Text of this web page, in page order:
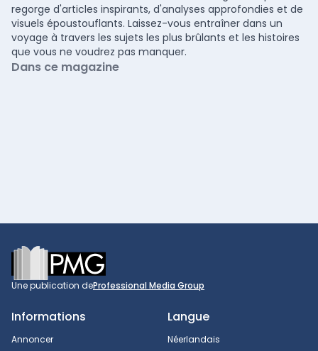
regorge d'articles inspirants, d'analyses approfondies et de
visuels époustouflants. Laissez-vous entraîner dans un
voyage à travers les sujets les plus brûlants et les histoires
que vous ne voudrez pas manquer.
Dans ce magazine
Footer
Une publication deProfessional Media Group
Informations
Annoncer
Langue
Néerlandais